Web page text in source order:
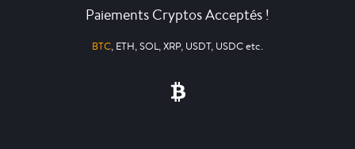
Paiements Cryptos Acceptés !
BTC, ETH, SOL, XRP, USDT, USDC etc.